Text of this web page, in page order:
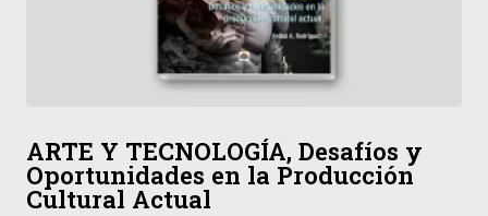
ARTE Y TECNOLOGÍA, Desafíos y
Oportunidades en la Producción
Cultural Actual